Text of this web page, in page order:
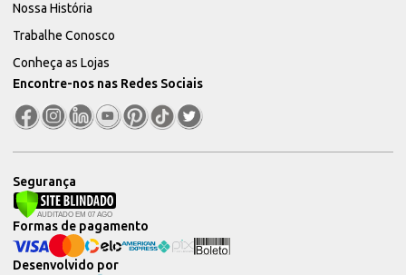
Nossa História
Trabalhe Conosco
Conheça as Lojas
Encontre-nos nas Redes Sociais
Segurança
Desenvolvido por
Formas de pagamento